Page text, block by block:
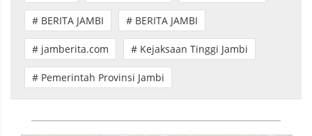
# BERITA JAMBI # BERITA JAMBI
# jamberita.com # Kejaksaan Tinggi Jambi
# Pemerintah Provinsi Jambi